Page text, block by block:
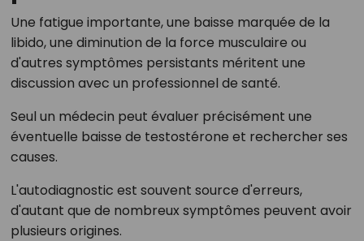
Une fatigue importante, une baisse marquée de la
libido, une diminution de la force musculaire ou
d'autres symptômes persistants méritent une
discussion avec un professionnel de santé.
Seul un médecin peut évaluer précisément une
éventuelle baisse de testostérone et rechercher ses
causes.
L'autodiagnostic est souvent source d'erreurs,
d'autant que de nombreux symptômes peuvent avoir
plusieurs origines.